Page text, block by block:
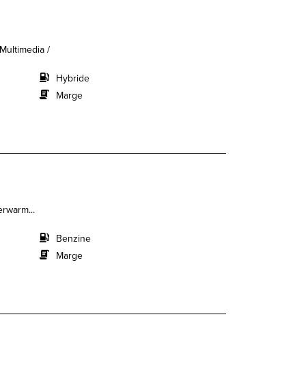
/
Hybride
Marge
Benzine
Marge